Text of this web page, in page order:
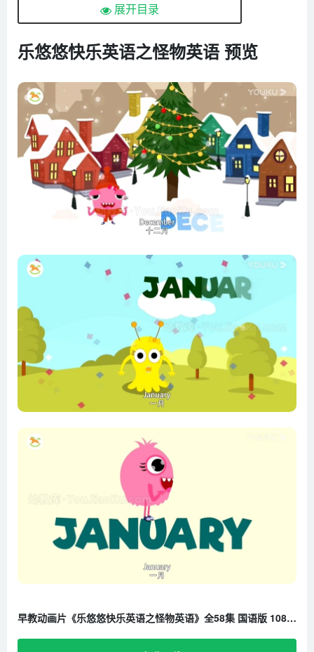
第05集 很高兴认识你
第07集 弹吉他
第09集 我饿啦
第10集 洗澡歌
第11集 字母歌之交通工具
第12集 一起找动物
第13集 刷牙歌
第14集 我能行
第17集 快与慢
第19集 你好吗 一
第20集 你好吗 二
第21集 穿衣服
第22集 天气歌
第24集 坐飞机
第25集 蔬菜真好吃
第26集 你喜欢运动吗
第28集 圣诞快乐
第29集 堆雪人
第30集 讲故事
第32集 你最喜欢什么
第34集 复合字母说唱歌（二）
第35集 拍拍手
展开目录
乐悠悠快乐英语之怪物英语 预览
早教动画片《乐悠悠快乐英语之怪物英语》全58集 国语版 1080P/MP4/1.74G 百度云网盘下载